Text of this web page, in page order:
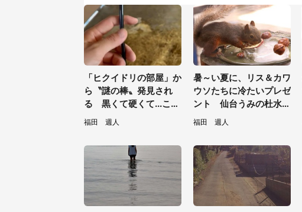
「ヒクイドリの部屋」か
ら〝謎の棒〟発見され
る 黒くて硬くて...これ
は何？動物園に聞く
福田 週人
暑～い夏に、リス＆カワ
ウソたちに冷たいプレゼ
ント 仙台うみの杜水族
館の企画がやさしい【7
／31～8／23】
福田 週人